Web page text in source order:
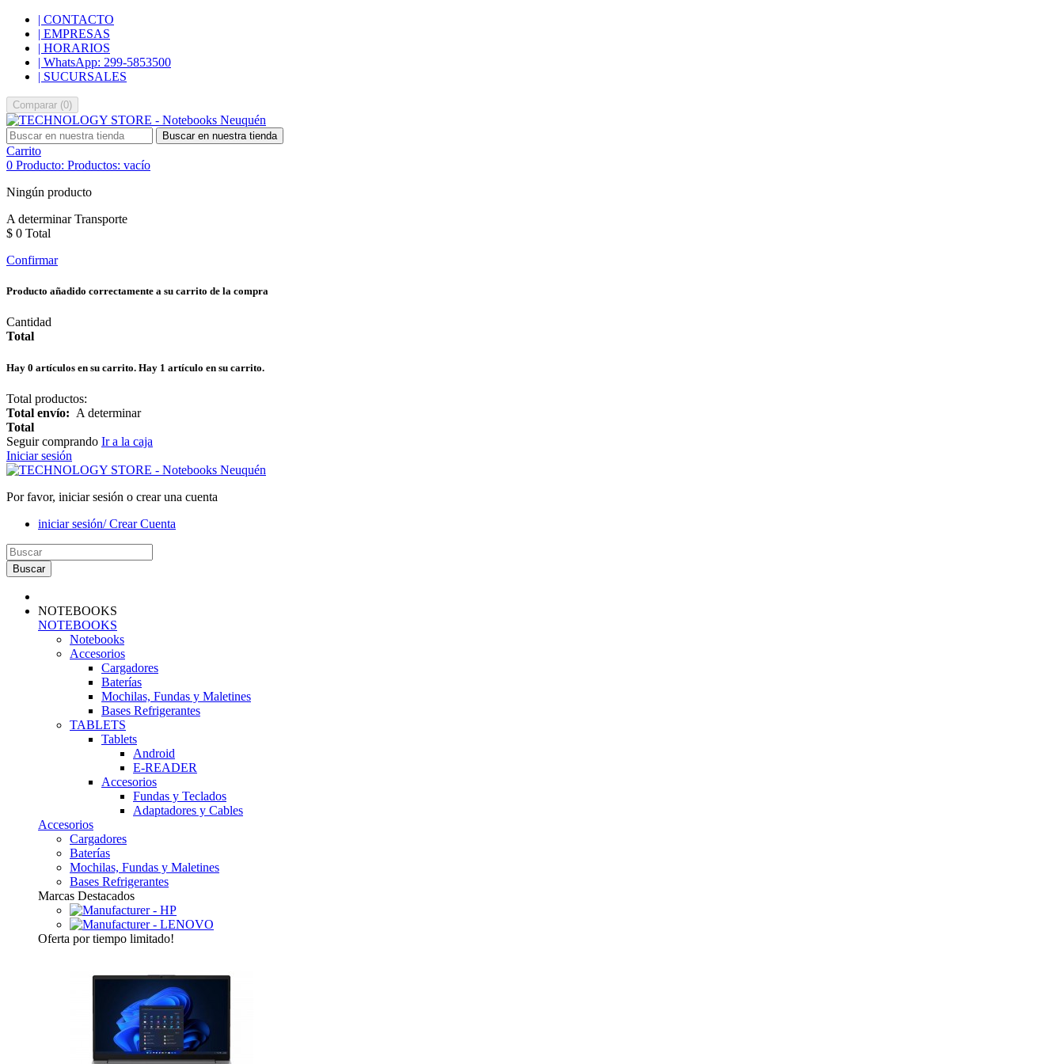
| CONTACTO
| EMPRESAS
| HORARIOS
| WhatsApp: 299-5853500
| SUCURSALES
Comparar (0)
Buscar en nuestra tienda
Carrito
0 Producto: Productos: vacío
Ningún producto
A determinarTransporte
$ 0 Total
Confirmar
Producto añadido correctamente a su carrito de la compra
Cantidad
Total
Hay 0 artículos en su carrito. Hay 1 artículo en su carrito.
Total productos:
Total envío: A determinar
Total
Seguir comprando Ir a la caja
Iniciar sesión
Por favor, iniciar sesión o crear una cuenta
iniciar sesión/ Crear Cuenta
Buscar
NOTEBOOKS
NOTEBOOKS
Notebooks
Accesorios
Cargadores
Baterías
Mochilas, Fundas y Maletines
Bases Refrigerantes
TABLETS
Tablets
Android
E-READER
Accesorios
Fundas y Teclados
Adaptadores y Cables
Accesorios
Cargadores
Baterías
Mochilas, Fundas y Maletines
Bases Refrigerantes
Marcas Destacados
Oferta por tiempo limitado!